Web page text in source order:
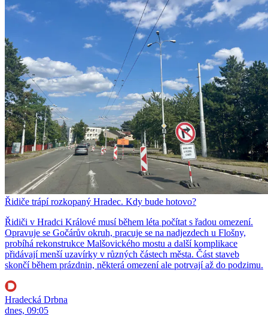
Řidiče trápí rozkopaný Hradec. Kdy bude hotovo?
Řidiči v Hradci Králové musí během léta počítat s řadou omezení.
Opravuje se Gočárův okruh, pracuje se na nadjezdech u Flošny,
probíhá rekonstrukce Malšovického mostu a další komplikace
přidávají menší uzavírky v různých částech města. Část staveb
skončí během prázdnin, některá omezení ale potrvají až do podzimu.
Hradecká Drbna
dnes, 09:05